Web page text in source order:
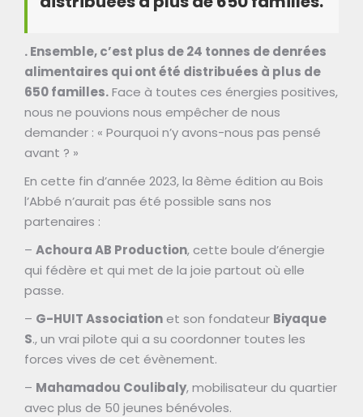
. Ensemble, c’est plus de 24 tonnes de denrées
alimentaires qui ont été distribuées à plus de
650 familles.Face à toutes ces énergies positives,
nous ne pouvions nous empêcher de nous
demander : « Pourquoi n’y avons-nous pas pensé
avant ? »
En cette fin d’année 2023, la 8ème édition au Bois
l’Abbé n’aurait pas été possible sans nos
partenaires :
– Achoura AB Production, cette boule d’énergie
qui fédère et qui met de la joie partout où elle
passe.
– G-HUIT Associationet son fondateur Biyaque
S., un vrai pilote qui a su coordonner toutes les
forces vives de cet évènement.
– Mahamadou Coulibaly, mobilisateur du quartier
avec plus de 50 jeunes bénévoles.